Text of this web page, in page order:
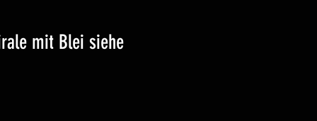
mit Blei siehe